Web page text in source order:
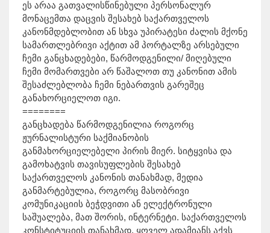
ეს არაა გათვალისწინებული პერსონალურ
მონაცემთა დაცვის შესახებ საქართველოს
კანონმდებლობით ან სხვა უპირატესი ძალის მქონე
სამართლებრივი აქტით ამ პორტალზე არსებული
ჩემი განცხადებები, წარმოდგენილი/ მიღებული
ჩემი მომართვები არ წაშალოთ თუ კანონით ამის
შესაძლებლობა ჩემი ნებართვის გარეშეც
განახორციელოთ იგი.
========
განცხადება წარმოდგენილია როგორც
ჟურნალისტური საქმიანობის
განმახორციელებელი პირის მიერ. სიტყვისა და
გამოხატვის თავისუფლების შესახებ
საქართველოს კანონის თანახმად, მედია
განმარტებულია, როგორც მასობრივი
კომუნიკაციის ბეჭდვითი ან ელექტრონული
საშუალება, მათ შორის, ინტერნეტი. საქართველოს
კონსტიტუციის თანახმად, ყოველ ადამიანს აქვს